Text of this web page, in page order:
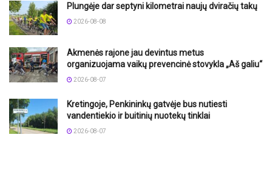
Plungėje dar septyni kilometrai naujų dviračių takų
2026-08-08
Akmenės rajone jau devintus metus
organizuojama vaikų prevencinė stovykla „Aš galiu“
2026-08-07
Kretingoje, Penkininkų gatvėje bus nutiesti
vandentiekio ir buitinių nuotekų tinklai
2026-08-07